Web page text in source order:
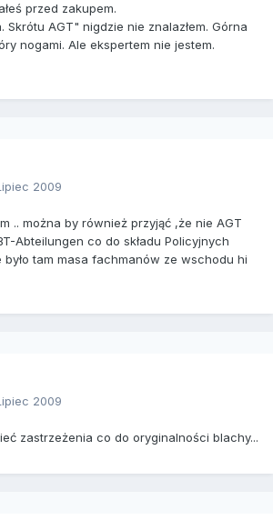
przed zakupem.
AGT" nigdzie nie znalazłem. Górna
nogami. Ale ekspertem nie jestem.
2009
.. można by również przyjąć ,że nie AGT
Abteilungen co do składu Policyjnych
tam masa fachmanów ze wschodu hi
2009
zastrzeżenia co do oryginalności blachy...